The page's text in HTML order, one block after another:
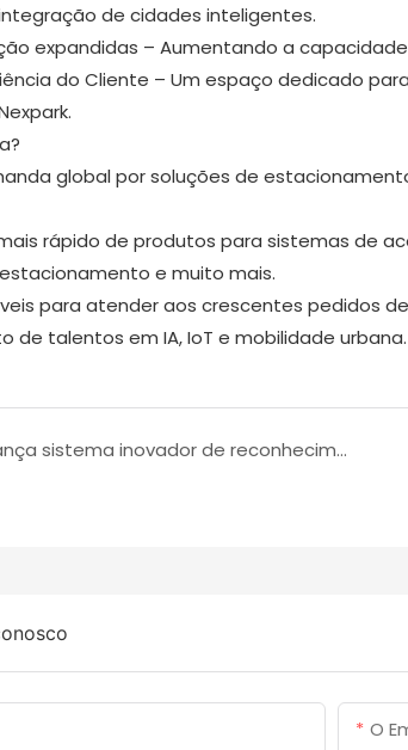
de cidades inteligentes.
expandidas – Aumentando a
do Cliente – Um espaço dedicado
global por soluções de
rápido de produtos para sistemas de
e muito mais.
​​para atender aos crescentes pedidos de
de talentos em IA, IoT e mobilidade urbana.
Zionpark lança sistema inovador de reconhecimento de acesso para bicicletas elétricas com tecnologia de IA
O